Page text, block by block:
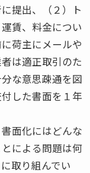
提出、（２）ト
賃、料金につい
荷主にメールや
は適正取引のた
な意思疎通を図
した書面を１年
面化にはどんな
による問題は何
取り組んでい